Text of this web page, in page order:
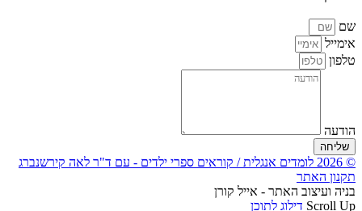
שם
אימייל
טלפון
הודעה
שליחה
© 2026 לומדים אנגלית / קוראים ספרי ילדים - עם ד"ר לאה קירשנברג
תקנון האתר
בניה ועיצוב האתר - אייל קורן
Scroll Up דילוג לתוכן